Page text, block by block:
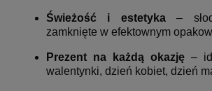
Świeżość i estetyka–
zamknięte w efektownym
Prezent na każdą okazję –
walentynki, dzień kobiet, dzień